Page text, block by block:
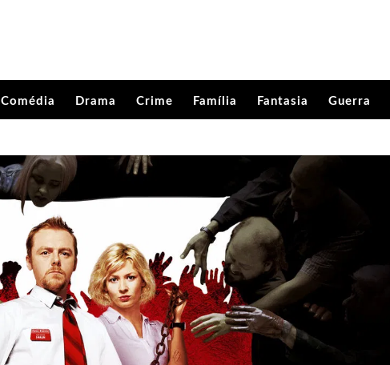
Comédia Drama Crime Família Fantasia Guerra